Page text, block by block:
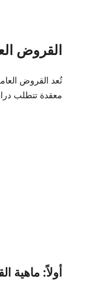
القروض
تُعد القروض
معقدة تتطلب
أولاً: ماهية